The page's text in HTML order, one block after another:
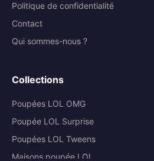
Pile(s) incluse(s) :Non
Politique de confidentialité
Contact
Qui sommes-nous ?
Collections
Poupées LOL OMG
Poupée LOL Surprise
Poupées LOL Tweens
Maisons poupée LOL